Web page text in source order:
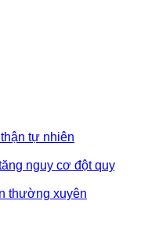
tự nhiên
nguy cơ đột quỵ
thường xuyên